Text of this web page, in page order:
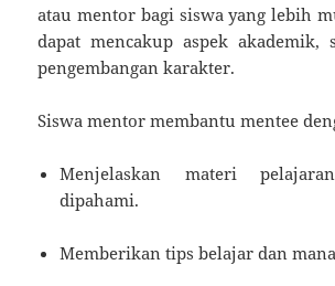
atau mentor bagi siswa yang lebih
dapat mencakup aspek akademik,
pengembangan karakter.
Siswa mentor membantu mentee
Menjelaskan materi
dipahami.
Memberikan tips belajar dan